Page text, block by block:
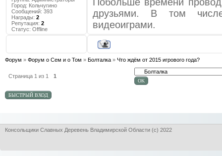
Город: Кольчугино
Сообщений: 393
Награды: 2
Репутация: 2
Статус: Offline
друзьями. В том
видеоиграми.
Форум » Форум о Сем и о Том » Болталка » Что ждём от 2015 игрового года?
Страница 1 из 1 1
Консольщики Славных Деревень Владимирской Области (с) 2022